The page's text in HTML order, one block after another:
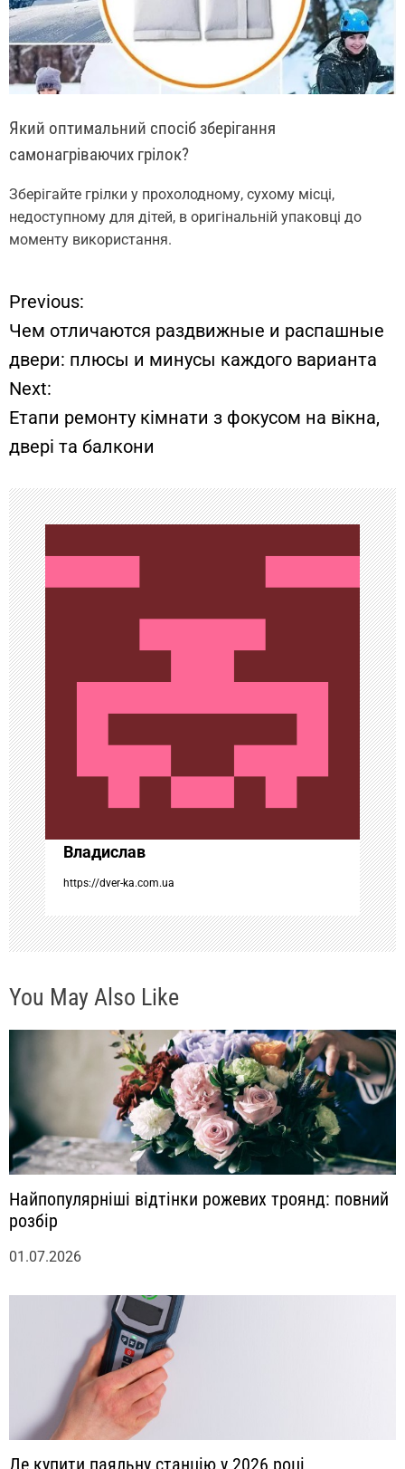
Який оптимальний спосіб зберігання
самонагріваючих грілок?
Зберігайте грілки у прохолодному, сухому місці,
недоступному для дітей, в оригінальній упаковці до
моменту використання.
Н
а
в
и
г
а
ц
и
я
п
о
з
а
п
и
с
я
Previous:
Чем отличаются раздвижные и распашные
двери: плюсы и минусы каждого варианта
Next:
Етапи ремонту кімнати з фокусом на вікна,
двері та балкони
Владислав
https://dver-ka.com.ua
You May Also Like
Найпопулярніші відтінки рожевих троянд: повний
розбір
01.07.2026
Де купити паяльну станцію у 2026 році